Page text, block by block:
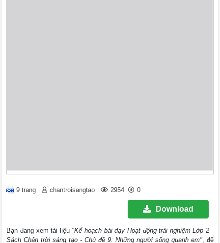
9 trang chantroisangtao 2954 0
Download
Bạn đang xem tài liệu "Kế hoạch bài dạy Hoạt động trải nghiệm Lớp 2 -
Sách Chân trời sáng tạo - Chủ đề 9: Những người sống quanh em", để